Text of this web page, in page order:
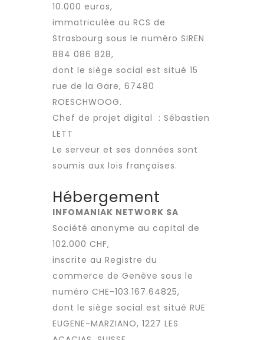
10.000 euros,
immatriculée au RCS de
Strasbourg sous le numéro SIREN
884 086 828,
dont le siège social est situé 15
rue de la Gare, 67480
ROESCHWOOG.
Chef de projet digital : Sébastien
LETT
Le serveur et ses données sont
soumis aux lois françaises.
Hébergement
INFOMANIAK NETWORK SA
Société anonyme au capital de
102.000 CHF,
inscrite au Registre du
commerce de Genève sous le
numéro CHE-103.167.64825,
dont le siège social est situé RUE
EUGENE-MARZIANO, 1227 LES